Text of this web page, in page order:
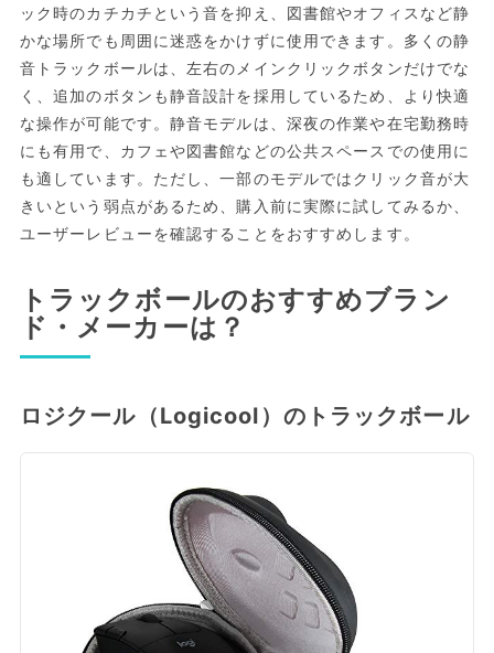
ック時のカチカチという音を抑え、図書館やオフィスなど静
かな場所でも周囲に迷惑をかけずに使用できます。多くの静
音トラックボールは、左右のメインクリックボタンだけでな
く、追加のボタンも静音設計を採用しているため、より快適
な操作が可能です。静音モデルは、深夜の作業や在宅勤務時
にも有用で、カフェや図書館などの公共スペースでの使用に
も適しています。ただし、一部のモデルではクリック音が大
きいという弱点があるため、購入前に実際に試してみるか、
ユーザーレビューを確認することをおすすめします。
トラックボールのおすすめブラン
ド・メーカーは？
ロジクール（Logicool）のトラックボール